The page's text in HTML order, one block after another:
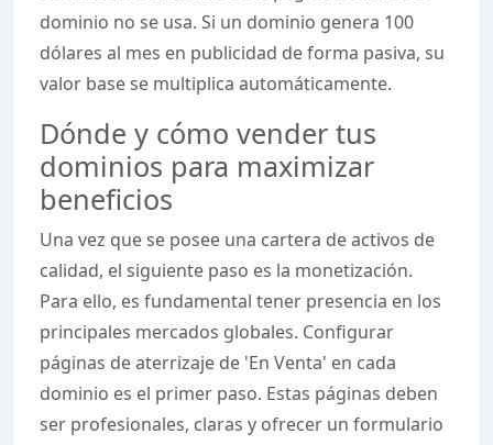
dominio no se usa. Si un dominio genera 100
dólares al mes en publicidad de forma pasiva, su
valor base se multiplica automáticamente.
Dónde y cómo vender tus
dominios para maximizar
beneficios
Una vez que se posee una cartera de activos de
calidad, el siguiente paso es la monetización.
Para ello, es fundamental tener presencia en los
principales mercados globales. Configurar
páginas de aterrizaje de 'En Venta' en cada
dominio es el primer paso. Estas páginas deben
ser profesionales, claras y ofrecer un formulario